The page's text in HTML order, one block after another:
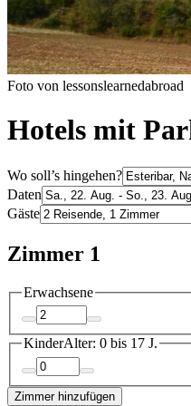
Foto von lessonslearnedabroad
Hotels mit
Wo soll’s hingehen?
Daten
Gäste
Zimmer 1
Erwachsene
KinderAlter: 0 bis 17 J.
Zimmer hinzufügen